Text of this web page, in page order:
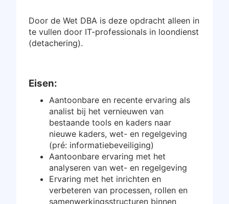
Door de Wet DBA is deze opdracht alleen in
te vullen door IT-professionals in loondienst
(detachering).
Eisen:
Aantoonbare en recente ervaring als
analist bij het vernieuwen van
bestaande tools en kaders naar
nieuwe kaders, wet- en regelgeving
(pré: informatiebeveiliging)
Aantoonbare ervaring met het
analyseren van wet- en regelgeving
Ervaring met het inrichten en
verbeteren van processen, rollen en
samenwerkingsstructuren binnen